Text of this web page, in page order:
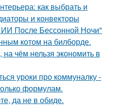
как выбрать и
и конвекторы
После Бессонной Ночи"
котом на билборде.
чём нельзя экономить в
уроки про коммуналку -
формулам.
да не в обиде.